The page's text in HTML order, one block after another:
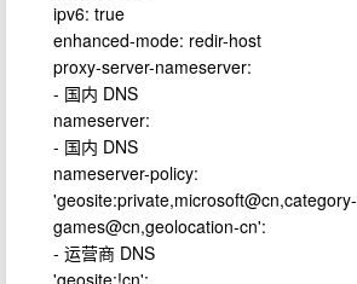
ipv6: true
enhanced-mode: redir-host
proxy-server-nameserver:
- 国内 DNS
nameserver:
- 国内 DNS
nameserver-policy:
'geosite:private,microsoft@cn,category-
games@cn,geolocation-cn':
- 运营商 DNS
'geosite:!cn':